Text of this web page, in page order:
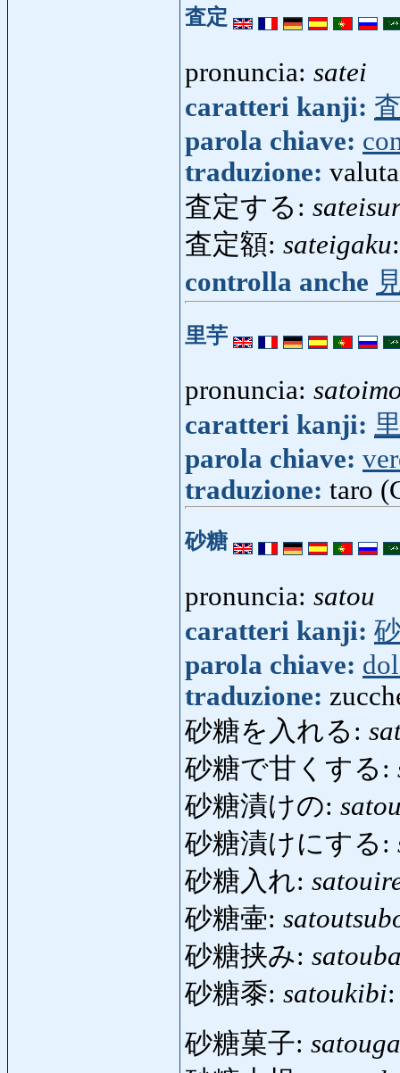
査定
pronuncia: satei
caratteri kanji:
parola chiave:
traduzione:
査定する:
査定額: sateigaku
controlla anche
里芋
pronuncia:
caratteri kanji:
parola chiave:
traduzione: taro
砂糖
pronuncia: satou
caratteri kanji:
parola chiave:
traduzione:
砂糖を入れる:
砂糖で甘くする:
砂糖漬けの:
砂糖漬けにする:
砂糖入れ:
砂糖壷:
砂糖挟み:
砂糖黍: satoukibi
砂糖菓子: